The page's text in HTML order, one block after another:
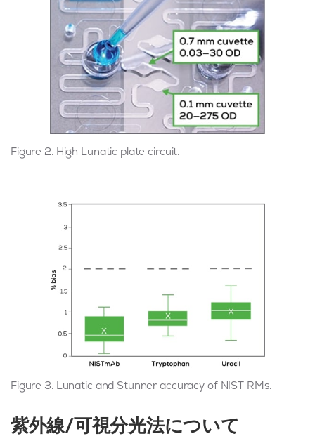
紫外線/可視分光法について
Figure 2. High Lunatic plate circuit.
Figure 3. Lunatic and Stunner accuracy of NIST RMs.